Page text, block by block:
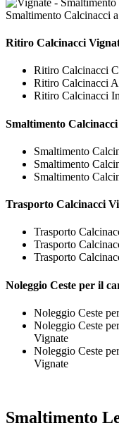
Smaltimento Calcinacci
Ritiro Calcinacci
Ritiro Calcinacci
Ritiro Calcinacci
Ritiro Calcinacci
Smaltimento
Smaltimento
Smaltimento
Smaltimento
Trasporto Calcinacci
Trasporto
Trasporto
Trasporto
Noleggio Ceste per il
Noleggio Ceste
Noleggio Ceste
Vignate
Noleggio Ceste
Vignate
Smaltimento